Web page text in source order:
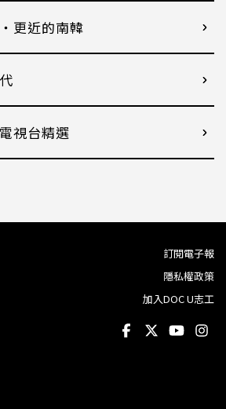
更近的南韓
視台精選
訂閱電子報
隱私權政策
加入DOC U志工